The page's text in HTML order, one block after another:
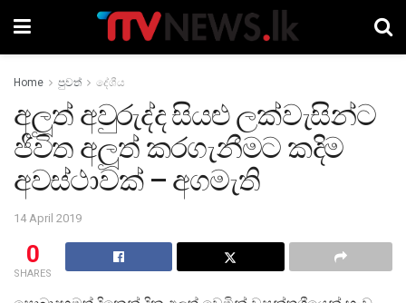
Home පුවත් දේශීය
අලූත් අවුරුද්ද සියළු ලක්වැසින්ට
ජීවිත අලූත් කරගැනීමට කදිම
අවස්ථාවක් – අගමැති
14 April 2019
0
SHARES